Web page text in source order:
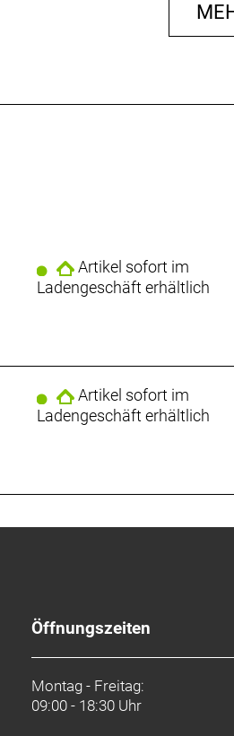
Artikel sofort im
Ladengeschäft erhältlich
Artikel sofort im
Ladengeschäft erhältlich
Öffnungszeiten
Montag - Freitag:
09:00 - 18:30 Uhr